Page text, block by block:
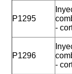
P1295
-
P1296
-